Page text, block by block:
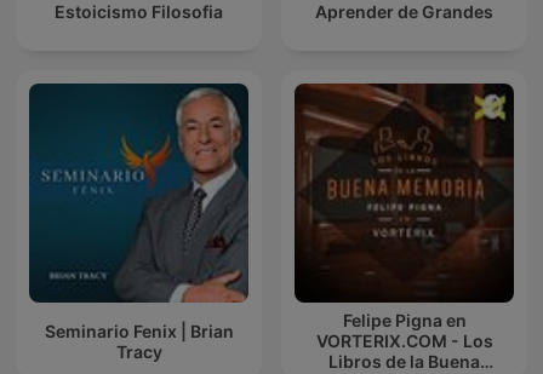
Estoicismo Filosofia Aprender de Grandes
Seminario Fenix | Brian
Tracy
Felipe Pigna en
VORTERIX.COM - Los
Libros de la Buena